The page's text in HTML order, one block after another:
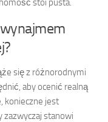
stoi pusta.
się z różnorodnymi
aby ocenić realną
konieczne jest
zazwyczaj stanowi